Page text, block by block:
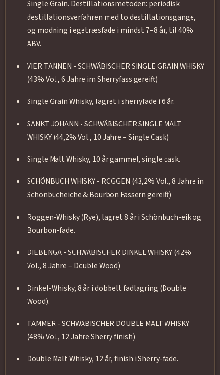
Single Grain. Destillationsmetoden: periodisk
destillationsverfahren med to destillationsgange,
og modning i egetræsfade i mindst 7–8 år, til 40%
ABV.
VIER TANNEN - SCHWÄBISCHER SINGLE GRAIN WHISKY
(43% Vol., 6 Jahre im Sherryfass gereift)
Single Grain Whisky, lagret i sherryfade i 6 år.
SANKT JOHANN - SCHWÄBISCHER SINGLE MALT
WHISKY (44,2% Vol., 10 Jahre – Single Cask)
Single Malt Whisky, 10 år gammel, single cask.
SCHÖNBUCH WHISKY - ROGGEN (43,2% Vol., 8 Jahre in
Schönbucheiche & Bourbon Fässern gereift)
Roggen-Whisky (Rye), lagret 8 år i Schönbuch-eik og
Bourbon-fade.
DIEBENGA - SCHWÄBISCHER DINKEL WHISKY (42%
Vol., 8 Jahre – Double Wood)
Dinkel-Whisky, 8 år i dobbelt fadlagring (Double
Wood).
TAMMER - SCHWÄBISCHER DOUBLE MALT WHISKY
(48% Vol., 12 Jahre Sherry finish)
Double Malt Whisky, 12 år, finish i Sherry-fade.